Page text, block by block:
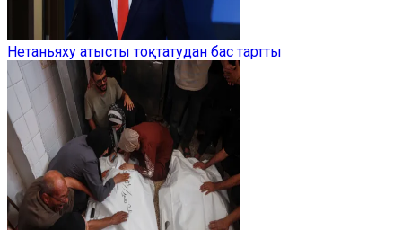
Нетаньяху атысты тоқтатудан бас тартты